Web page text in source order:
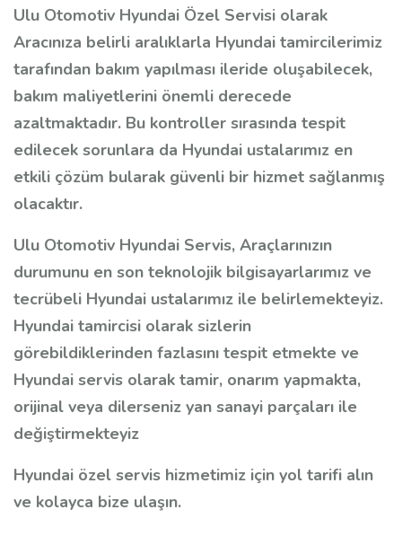
Ulu Otomotiv Hyundai Özel Servisi olarak
Aracınıza belirli aralıklarla Hyundai tamircilerimiz
tarafından bakım yapılması ileride oluşabilecek,
bakım maliyetlerini önemli derecede
azaltmaktadır. Bu kontroller sırasında tespit
edilecek sorunlara da Hyundai ustalarımız en
etkili çözüm bularak güvenli bir hizmet sağlanmış
olacaktır.
Ulu Otomotiv Hyundai Servis, Araçlarınızın
durumunu en son teknolojik bilgisayarlarımız ve
tecrübeli Hyundai ustalarımız ile belirlemekteyiz.
Hyundai tamircisi olarak sizlerin
görebildiklerinden fazlasını tespit etmekte ve
Hyundai servis olarak tamir, onarım yapmakta,
orijinal veya dilerseniz yan sanayi parçaları ile
değiştirmekteyiz
Hyundai özel servis hizmetimiz için yol tarifi alın
ve kolayca bize ulaşın.